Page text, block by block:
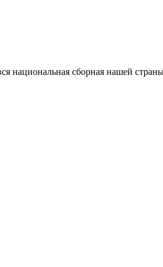
национальная сборная нашей